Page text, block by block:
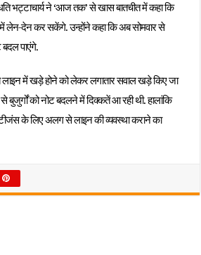
असर
–
अन्ना
हजारे
भट्टाचार्य ने ‘आज तक’ से खास बातचीत में कहा कि
लेन-देन कर सकेंगे. उन्होंने कहा कि अब सोमवार से
पाएंगे.
लाइन में खड़े होने को लेकर लगातार सवाल खड़े किए जा
बुजुर्गों को नोट बदलने में दिक्कतें आ रही थी. हालांकि
के लिए अलग से लाइन की व्यवस्था कराने का